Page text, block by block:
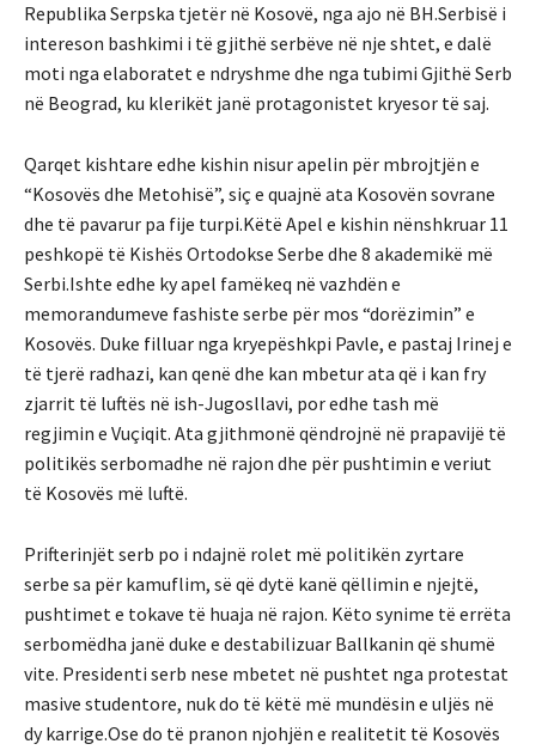
Republika Serpska tjetër në Kosovë, nga ajo në BH.Serbisë i
intereson bashkimi i të gjithë serbëve në nje shtet, e dalë
moti nga elaboratet e ndryshme dhe nga tubimi Gjithë Serb
në Beograd, ku klerikët janë protagonistet kryesor të saj.
Qarqet kishtare edhe kishin nisur apelin për mbrojtjën e
“Kosovës dhe Metohisë”, siç e quajnë ata Kosovën sovrane
dhe të pavarur pa fije turpi.Këtë Apel e kishin nënshkruar 11
peshkopë të Kishës Ortodokse Serbe dhe 8 akademikë më
Serbi.Ishte edhe ky apel famëkeq në vazhdën e
memorandumeve fashiste serbe për mos “dorëzimin” e
Kosovës. Duke filluar nga kryepëshkpi Pavle, e pastaj Irinej e
të tjerë radhazi, kan qenë dhe kan mbetur ata që i kan fry
zjarrit të luftës në ish-Jugosllavi, por edhe tash më
regjimin e Vuçiqit. Ata gjithmonë qëndrojnë në prapavijë të
politikës serbomadhe në rajon dhe për pushtimin e veriut
të Kosovës më luftë.
Prifterinjët serb po i ndajnë rolet më politikën zyrtare
serbe sa për kamuflim, së që dytë kanë qëllimin e njejtë,
pushtimet e tokave të huaja në rajon. Këto synime të errëta
serbomëdha janë duke e destabilizuar Ballkanin që shumë
vite. Presidenti serb nese mbetet në pushtet nga protestat
masive studentore, nuk do të këtë më mundësin e uljës në
dy karrige.Ose do të pranon njohjën e realitetit të Kosovës